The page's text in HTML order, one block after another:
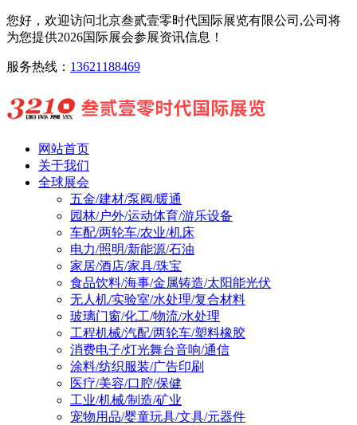
您好，欢迎访问北京叁贰壹零时代国际展览有限公司,公司将
为您提供2026国际展会参展资讯信息！
服务热线： 13621188469
网站首页
关于我们
全球展会
五金/建材/泵阀/暖通
园林/户外/运动体育/游乐设备
车配/两轮车/农业/机床
电力/照明/新能源/石油
家居/酒店/家具/珠宝
食品饮料/海事/金属铸造/太阳能光伏
无人机/实验室/水处理/复合材料
玻璃门窗/化工/物流/水处理
工程机械/汽配/两轮车/塑料橡胶
消费电子/灯光舞台音响/通信
涂料/纺织服装/广告印刷
医疗/美容/口腔/保健
工业/机械/制造/矿业
宠物用品/婴童玩具/文具/元器件